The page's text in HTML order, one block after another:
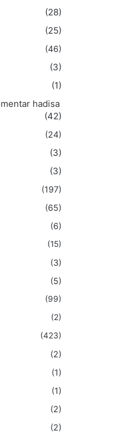
(28)
(25)
(46)
(3)
(1)
hadisa
(42)
(24)
(3)
(3)
(197)
(65)
(6)
(15)
(3)
(5)
(99)
(2)
(423)
(2)
(1)
(1)
(2)
(2)